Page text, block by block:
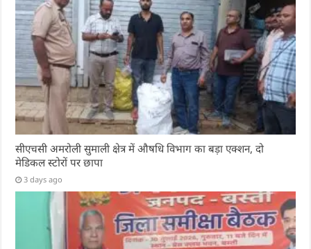
सीएचसी अमरोली सुमाली क्षेत्र में औषधि विभाग का बड़ा एक्शन, दो
मेडिकल स्टोरों पर छापा
3 days ago